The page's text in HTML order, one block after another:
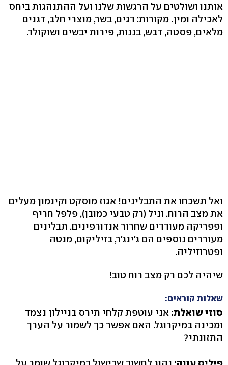
אותנו ושולטים על הרגשות שלנו ועל ההתנהגות ביחס
לאכילה ומין. מקורות: דגים, בשר, מוצרי חלב, דגנים
מלאים, פסטה, דבש, בננות, פירות יבשים ושוקולד.
ואל תשכחו את התבלינים! אגוז מוסקט וקינמון מעלים
את מצב הרוח. וניל (רק טבעי כמובן), פלפל חריף
ופפריקה מעודדים שחרור אנדורפינים. תבלינים
מעוררים נוספים הם ג'ינג'ר, בזיליקום, מנטה
ופטרוזיליה.
שיהיה לכם רק מצב רוח טוב!
שאלות קוראים:
סוזי שואלת: אני עוטפת קלחי תירס בניילון נצמד
ומכינה במיקרוגל. האם אפשר כך לשמור על הערך
התזונתי?